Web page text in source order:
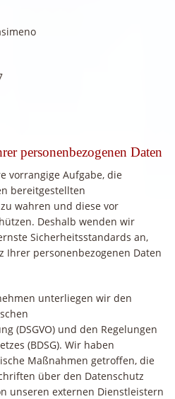
personenbezogenen Daten
vorrangige Aufgabe, die
bereitgestellten
wahren und diese vor
Deshalb wenden wir
Sicherheitsstandards an,
Ihrer personenbezogenen Daten
unterliegen wir den
(DSGVO) und den Regelungen
(BDSG). Wir haben
Maßnahmen getroffen, die
über den Datenschutz
unseren externen Dienstleistern